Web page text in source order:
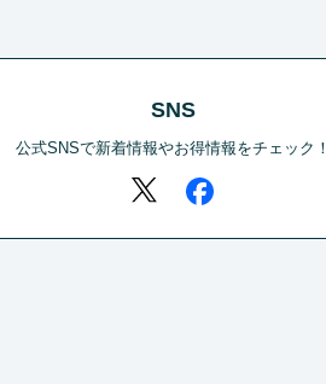
SNS
公式SNSで新着情報やお得情報をチェック！